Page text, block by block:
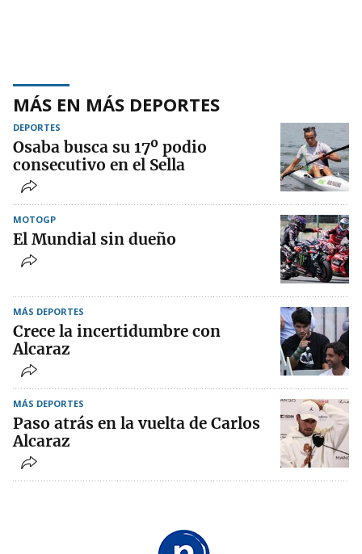
MÁS EN MÁS DEPORTES
DEPORTES
Osaba busca su 17º podio
consecutivo en el Sella
MOTOGP
El Mundial sin dueño
MÁS DEPORTES
Crece la incertidumbre con
Alcaraz
MÁS DEPORTES
Paso atrás en la vuelta de Carlos
Alcaraz